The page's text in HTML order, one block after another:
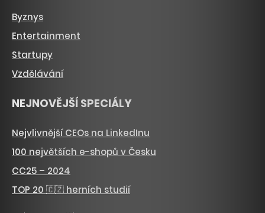
Byznys
Entertainment
Startupy
Vzdělávání
NEJNOVĚJŠÍ SPECIÁLY
Nejvlivnější CEOs na LinkedInu
100 největších e-shopů v Česku
CC25 – 2024
TOP 20 🇨🇿 herních studií